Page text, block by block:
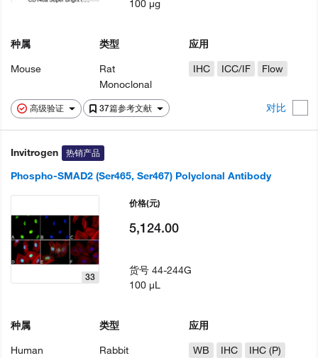
高级验证 37篇参考文献 对比
种属
Mouse
类型
Rat
Monoclonal
应用
IHC
ICC/IF Flow
100 µg
Invitrogen 热销产品
Phospho-SMAD2 (Ser465, Ser467) Polyclonal Antibody
33
种属
Human
类型
Rabbit
应用
WB
IHC
IHC (P)
价格(元)
5,124.00
货号44-244G
100 µL